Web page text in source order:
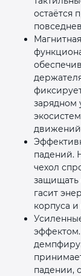
остаётся
зарядном
падений.
чехол
защищать
гасит
корпуса
падении,